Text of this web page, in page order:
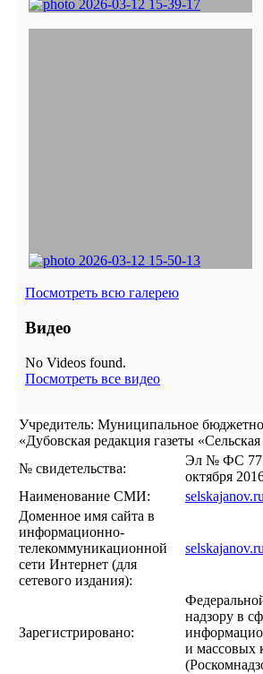
Посмотреть всю галерею
Видео
No Videos found.
Посмотреть все видео
Учредитель: Муниципальное
«Дубовская редакция газеты
№ свидетельства:
Эл № ФС 77
октября
Наименование СМИ:
selskajanov.ru
Доменное имя сайта в
информационно-
телекоммуникационной
сети Интернет (для
сетевого издания):
selskajanov.ru
Зарегистрировано:
надзору в
и массовых